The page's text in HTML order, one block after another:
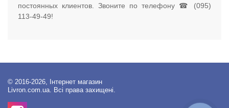
постоянных клиентов. Звоните по телефону ☎ (095)
113-49-49!
© 2016-2026, Інтернет магазин
Livron.com.ua. Всі права захищені.